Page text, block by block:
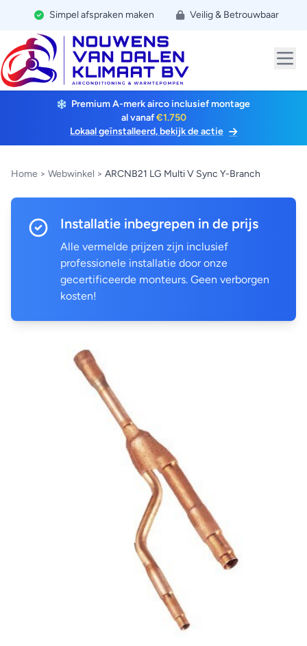
Simpel afspraken maken Veilig & Betrouwbaar
Premium A-merk airco inclusief montage
al vanaf€1.750
Lokaal geïnstalleerd, bekijk de actie
Home > Webwinkel > ARCNB21 LG Multi V Sync Y-Branch
Installatie inbegrepen in de prijs
Alle vermelde prijzen zijn inclusief
professionele installatie door onze
gecertificeerde monteurs. Geen verborgen
kosten!